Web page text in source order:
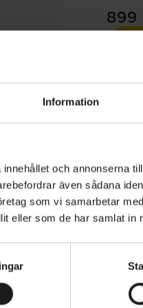
Information
och annonserna
även sådana
som vi samarbetar
eller som de har samlat in
899
1
lätt cykelhjälm som är
18 ventilationshål som
utrustad med Lazers
Advanced
KinetiCore